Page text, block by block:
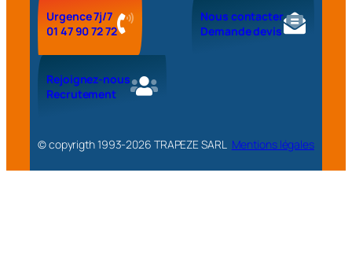
Urgence 7j/7
01 47 90 72 72
Nous contacter
Demande devis
Rejoignez-nous
Recrutement
© copyrigth 1993-2026 TRAPEZE SARL Mentions légales